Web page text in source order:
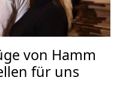
von Hamm
für uns